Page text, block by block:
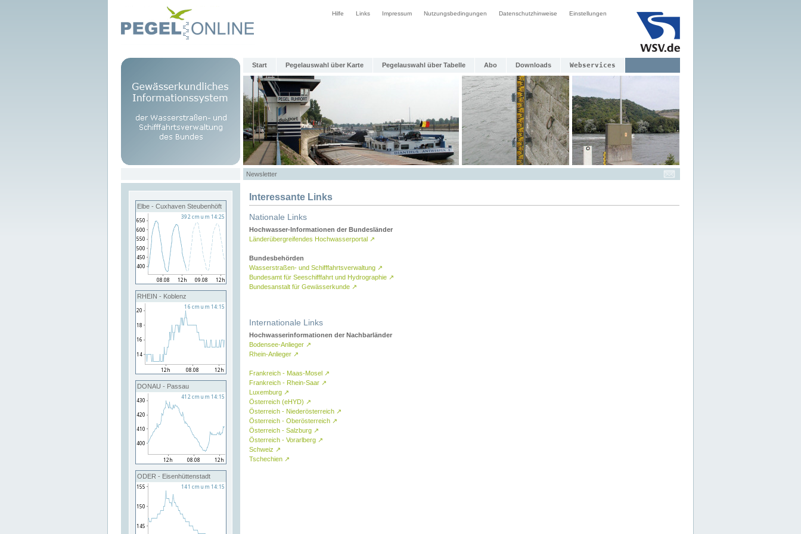
Hilfe Links Impressum Nutzungsbedingungen Datenschutzhinweise Einstellungen
Start Pegelauswahl über Karte Pegelauswahl über Tabelle Abo Downloads Webservices
Newsletter
Elbe - Cuxhaven Steubenhöft
RHEIN - Koblenz
DONAU - Passau
ODER - Eisenhüttenstadt
Interessante Links
Nationale Links
Hochwasser-Informationen der Bundesländer
Länderübergreifendes Hochwasserportal ↗
Bundesbehörden
Wasserstraßen- und Schifffahrtsverwaltung ↗
Bundesamt für Seeschifffahrt und Hydrographie ↗
Bundesanstalt für Gewässerkunde ↗
Internationale Links
Hochwasserinformationen der Nachbarländer
Bodensee-Anlieger ↗
Rhein-Anlieger ↗
Frankreich - Maas-Mosel ↗
Frankreich - Rhein-Saar ↗
Luxemburg ↗
Österreich (eHYD) ↗
Österreich - Niederösterreich ↗
Österreich - Oberösterreich ↗
Österreich - Salzburg ↗
Österreich - Vorarlberg ↗
Schweiz ↗
Tschechien ↗